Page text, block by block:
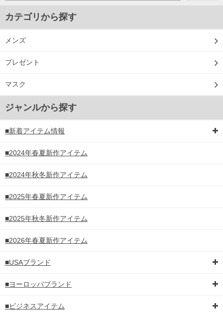
カテゴリから探す
メンズ
プレゼント
マスク
ジャンルから探す
■新着アイテム情報
■2024年春夏新作アイテム
■2024年秋冬新作アイテム
■2025年春夏新作アイテム
■2025年秋冬新作アイテム
■2026年春夏新作アイテム
■USAブランド
■ヨーロッパブランド
■ビジネスアイテム